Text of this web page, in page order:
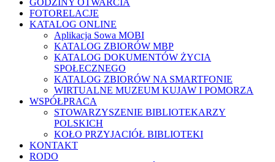
GODZINY OTWARCIA
FOTORELACJE
KATALOG ONLINE
Aplikacja Sowa MOBI
KATALOG ZBIORÓW MBP
KATALOG DOKUMENTÓW ŻYCIA
SPOŁECZNEGO
KATALOG ZBIORÓW NA SMARTFONIE
WIRTUALNE MUZEUM KUJAW I POMORZA
WSPÓŁPRACA
STOWARZYSZENIE BIBLIOTEKARZY
POLSKICH
KOŁO PRZYJACIÓŁ BIBLIOTEKI
KONTAKT
RODO